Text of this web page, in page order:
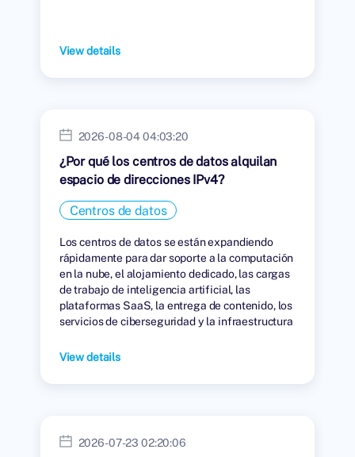
View details
2026-08-04 04:03:20
¿Por qué los centros de datos alquilan
espacio de direcciones IPv4?
Centros de datos
Los centros de datos se están expandiendo
rápidamente para dar soporte a la computación
en la nube, el alojamiento dedicado, las cargas
de trabajo de inteligencia artificial, las
plataformas SaaS, la entrega de contenido, los
servicios de ciberseguridad y la infraestructura
View details
2026-07-23 02:20:06